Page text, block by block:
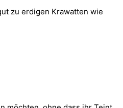
zu erdigen Krawatten wie